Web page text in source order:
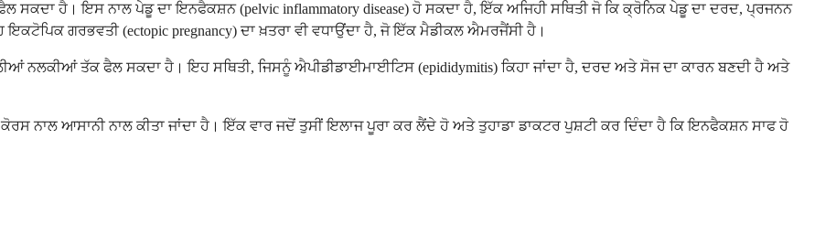
ਹੈ। ਇਸ ਨਾਲ ਪੇਡੂ ਦਾ ਇਨਫੈਕਸ਼ਨ (pelvic inflammatory disease) ਹੋ ਸਕਦਾ ਹੈ, ਇੱਕ ਅਜਿਹੀ ਸਥਿਤੀ ਜੋ ਕਿ ਕ੍ਰੋਨਿਕ ਪੇਡੂ ਦਾ ਦਰਦ, ਪ੍ਰਜਨਨ
ਗਰਭਵਤੀ (ectopic pregnancy) ਦਾ ਖ਼ਤਰਾ ਵੀ ਵਧਾਉਂਦਾ ਹੈ, ਜੋ ਇੱਕ ਮੈਡੀਕਲ ਐਮਰਜੈਂਸੀ ਹੈ।
ਤੱਕ ਫੈਲ ਸਕਦਾ ਹੈ। ਇਹ ਸਥਿਤੀ, ਜਿਸਨੂੰ ਐਪੀਡੀਡਾਈਮਾਈਟਿਸ (epididymitis) ਕਿਹਾ ਜਾਂਦਾ ਹੈ, ਦਰਦ ਅਤੇ ਸੋਜ ਦਾ ਕਾਰਨ ਬਣਦੀ ਹੈ ਅਤੇ
ਨਾਲ ਆਸਾਨੀ ਨਾਲ ਕੀਤਾ ਜਾਂਦਾ ਹੈ। ਇੱਕ ਵਾਰ ਜਦੋਂ ਤੁਸੀਂ ਇਲਾਜ ਪੂਰਾ ਕਰ ਲੈਂਦੇ ਹੋ ਅਤੇ ਤੁਹਾਡਾ ਡਾਕਟਰ ਪੁਸ਼ਟੀ ਕਰ ਦਿੰਦਾ ਹੈ ਕਿ ਇਨਫੈਕਸ਼ਨ ਸਾਫ ਹੋ